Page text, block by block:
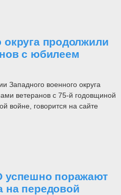
округа продолжили
с юбилеем
Западного военного округа
ветеранов с 75-й годовщиной
войне, говорится на сайте
успешно поражают
на передовой